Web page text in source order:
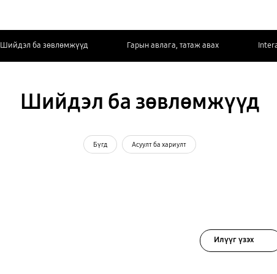
Шийдэл ба зөвлөмжүүд Гарын авлага, татаж авах
Шийдэл ба зөвлөмжүүд
Бүгд Асуулт ба хариулт
Илүүг үзэх